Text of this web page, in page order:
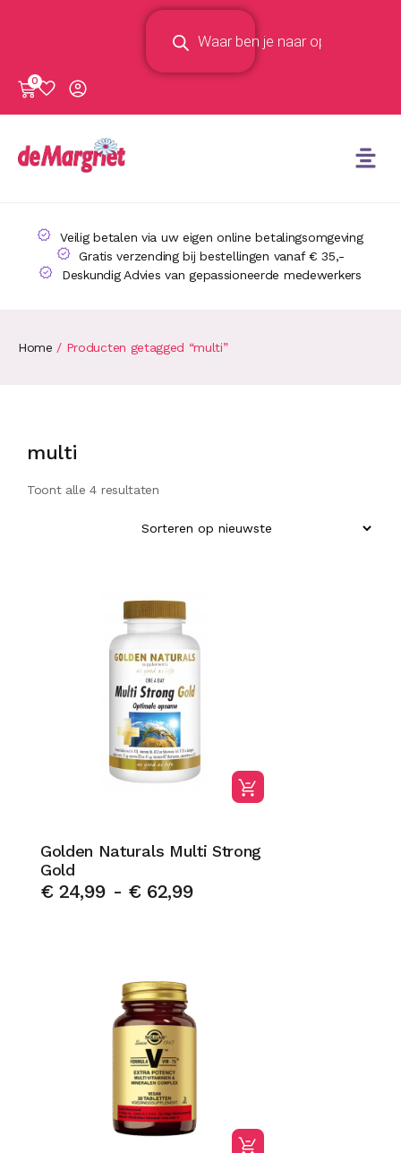
0
Veilig betalen via uw eigen online betalingsomgeving
Gratis verzending bij bestellingen vanaf € 35,-
Deskundig Advies van gepassioneerde medewerkers
Home / Producten getagged “multi”
multi
Toont alle 4 resultaten
Golden Naturals Multi Strong
Gold
€24,99 - €62,99